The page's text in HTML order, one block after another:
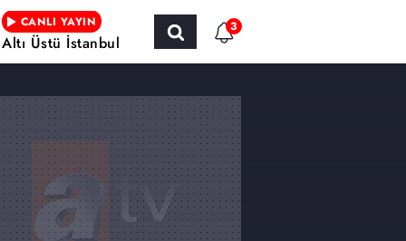
CANLI YAYIN
Altı Üstü İstanbul
3